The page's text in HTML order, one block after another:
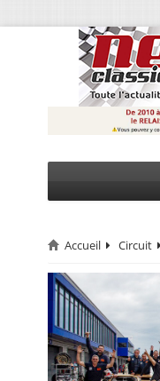
CIRCUIT
RALLYE
MONTAGNE
EVÈNEMENTS
Accueil Circuit